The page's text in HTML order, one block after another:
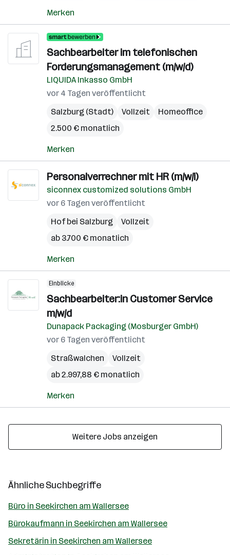
Merken
Sachbearbeiter im telefonischen
Forderungsmanagement (m/w/d)
LIQUIDA Inkasso GmbH
vor 4 Tagen veröffentlicht
Salzburg (Stadt)
Vollzeit
Homeoffice
2.500 € monatlich
Merken
Personalverrechner mit HR (m/w/i)
siconnex customized solutions GmbH
vor 6 Tagen veröffentlicht
Hof bei Salzburg
Vollzeit
ab 3.700 € monatlich
Merken
Einblicke
Sachbearbeiter:in Customer Service
m/w/d
Dunapack Packaging (Mosburger GmbH)
vor 6 Tagen veröffentlicht
Straßwalchen
Vollzeit
ab 2.997,88 € monatlich
Merken
Weitere Jobs anzeigen
Ähnliche Suchbegriffe
Büro in Seekirchen am Wallersee
Bürokaufmann in Seekirchen am Wallersee
Sekretärin in Seekirchen am Wallersee